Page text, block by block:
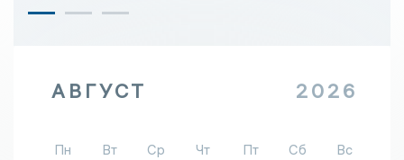
АВГУСТ 2026
Пн Вт Ср Чт Пт Сб
Вс